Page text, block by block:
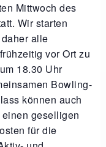
Mittwoch des
Wir starten
daheralle
frühzeitig vor Ort zu
18.30 Uhr
Bowling-
können auch
geselligen
für die